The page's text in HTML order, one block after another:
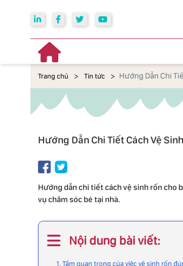
Trang chủ Tin tức Hướng Dẫn Chi
Hướng Dẫn Chi Tiết Cách Vệ
Hướng dẫn chi tiết cách vệ sinh rốn cho
vụ chăm sóc bé tại nhà.
Nội dung bài viết:
1. Tầm quan trọng của việc vệ sinh rốn